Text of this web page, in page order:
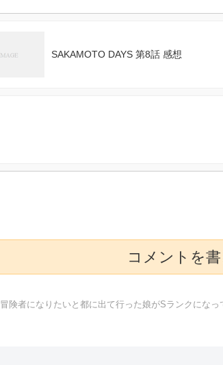
SAKAMOTO DAYS 第8話 感想
コメントを
冒険者になりたいと都に出て行った娘がSランクになっ